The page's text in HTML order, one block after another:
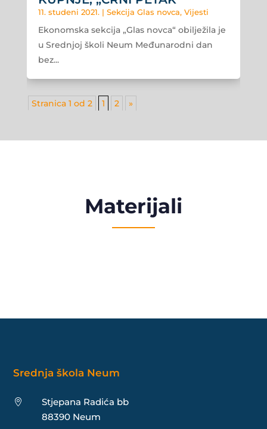
11. studeni 2021.| Sekcija Glas novca, Vijesti
Ekonomska sekcija „Glas novca“ obilježila je
u Srednjoj školi Neum Međunarodni dan
bez...
Stranica 1 od 2 1 2 »
Materijali
Srednja škola Neum

Stjepana Radića bb
88390 Neum